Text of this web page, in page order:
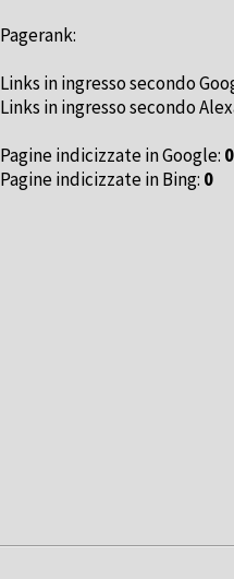
Pagerank:
Links in ingresso secondo
Links in ingresso secondo
Pagine indicizzate in Google: 0
Pagine indicizzate in Bing: 0